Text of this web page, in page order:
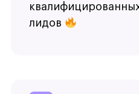
лидов